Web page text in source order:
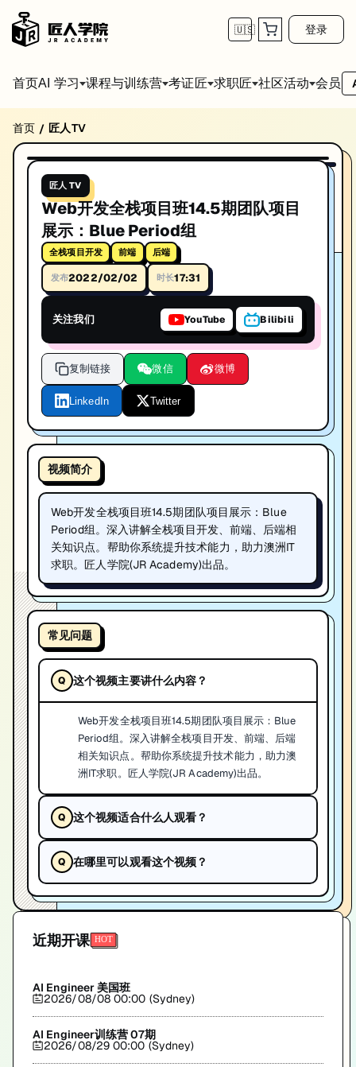
🇺🇸 登录
首页AI 学习 课程与训练营 考证匠 求职匠 社区活动 会员
Web开发全栈项目班14.5期团队项目展示：
Web开发全栈项目班14.5期团队项目展示：Blue Period组。深入讲解
标签: 全栈项目开发, 前端, 后端
时长: 17:31
发布日期: 2022/2/2
本视频由匠人学院提供，涵盖全栈项目开发相关知识点，帮助你系统学
首页 / 匠人TV
播放视频
匠人 TV
Web开发全栈项目班14.5期团队项目
展示：Blue Period组
全栈项目开发 前端 后端
发布2022/02/02 时长17:31
关注我们 YouTube Bilibili
复制链接 微信 微博
LinkedIn Twitter
视频简介
Web开发全栈项目班14.5期团队项目展示：Blue
Period组。深入讲解全栈项目开发、前端、后端相
关知识点。帮助你系统提升技术能力，助力澳洲IT
求职。匠人学院(JR Academy)出品。
常见问题
这个视频主要讲什么内容？
Web开发全栈项目班14.5期团队项目展示：Blue
Period组。深入讲解全栈项目开发、前端、后端
相关知识点。帮助你系统提升技术能力，助力澳
洲IT求职。匠人学院(JR Academy)出品。
这个视频适合什么人观看？
在哪里可以观看这个视频？
近期开课
AI Engineer 美国班
2026/08/08 00:00 (Sydney)
AI Engineer训练营 07期
2026/08/29 00:00 (Sydney)